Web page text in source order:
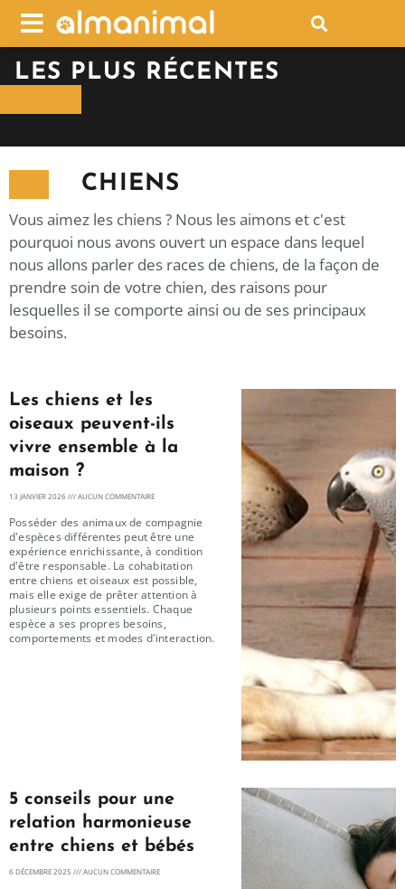
LES PLUS RÉCENTES
CHIENS
Vous aimez les chiens ? Nous les aimons et c'est
pourquoi nous avons ouvert un espace dans lequel
nous allons parler des races de chiens, de la façon de
prendre soin de votre chien, des raisons pour
lesquelles il se comporte ainsi ou de ses principaux
besoins.
Les chiens et les
oiseaux peuvent-ils
vivre ensemble à la
maison ?
13 JANVIER 2026 AUCUN COMMENTAIRE
Posséder des animaux de compagnie
d'espèces différentes peut être une
expérience enrichissante, à condition
d'être responsable. La cohabitation
entre chiens et oiseaux est possible,
mais elle exige de prêter attention à
plusieurs points essentiels. Chaque
espèce a ses propres besoins,
comportements et modes d'interaction.
5 conseils pour une
relation harmonieuse
entre chiens et bébés
6 DÉCEMBRE 2025 AUCUN COMMENTAIRE